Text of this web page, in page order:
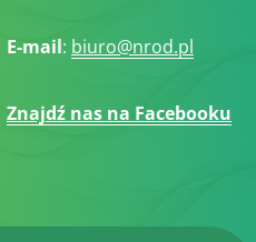
E-mail: biuro@nrod.pl
Znajdź nas na Facebooku